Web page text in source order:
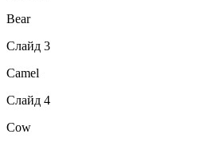
Bear
Слайд 3
Camel
Слайд 4
Cow